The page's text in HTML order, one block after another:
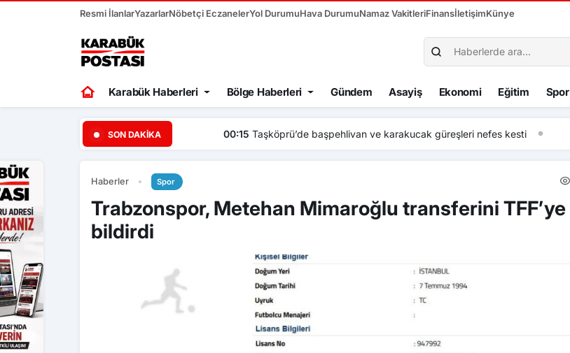
Resmi İlanlarYazarlarNöbetçi EczanelerYol DurumuHava DurumuNamaz VakitleriFinansİletişimKünye
Karabük Haberleri Bölge Haberleri Gündem Asayiş Ekonomi Eğitim Spor
SON DAKIKA Taşköprü’de başpehlivan ve karakucak güreşleri nefes kesti
Haberler Spor
Trabzonspor, Metehan Mimaroğlu transferini TFF’ye
bildirdi